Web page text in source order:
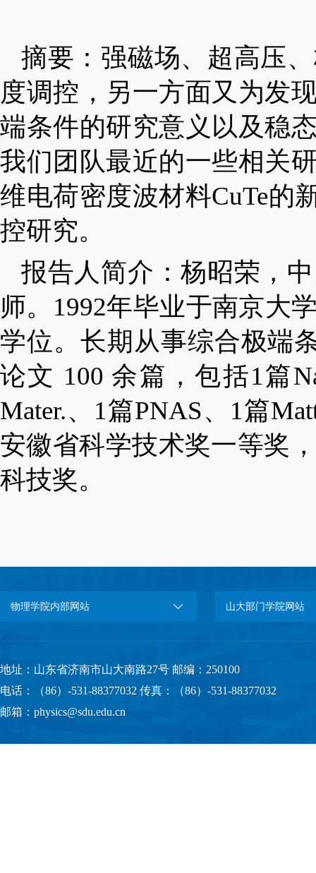
摘要： 强磁场、超高压
度调控，另一方面又为发
端条件的研究意义以及稳
我们团队最近的一些相关
维电荷密度波材料CuTe的
控研究。
报告人简介：杨昭荣，
师。 1992年毕业于南京大
学位。长期 从事综合极端
论文 100 余篇，包括1篇
Mater.、 1篇PNAS、 1篇
安徽省科学技术奖一等奖
科技奖。
物理学院内部网站 山大部门学院网站
地址：山东省济南市山大南路27号 邮编：250100
电话：（86）-531-88377032 传真：（86）-531-88377032
邮箱：physics@sdu.edu.cn